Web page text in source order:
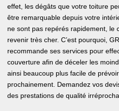
effet, les dégâts que votre toiture
être remarquable depuis votre
ne sont pas repérés rapidement, le
revenir très cher. C’est pourquoi,
recommande ses services pour
couverture afin de déceler les
ainsi beaucoup plus facile de
prochainement. Demandez vos
des prestations de qualité